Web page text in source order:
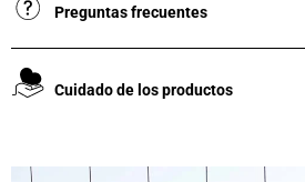
Preguntas frecuentes
Cuidado de los productos